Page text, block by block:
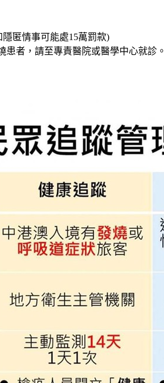
匿情事可能處15萬罰款)
患者，請至專責醫院或醫學中心就診。